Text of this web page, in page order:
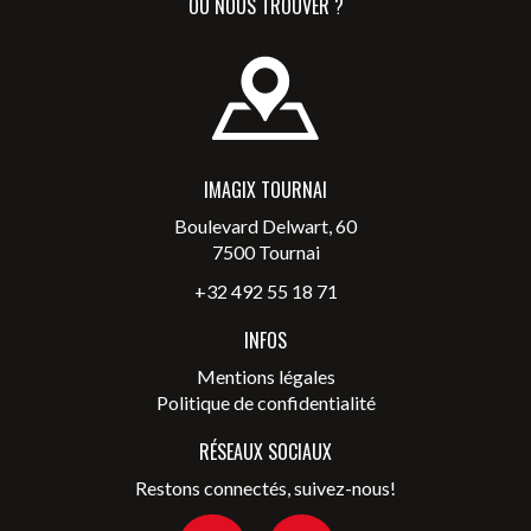
IMAGIX TOURNAI
Boulevard Delwart, 60
7500 Tournai
+32 492 55 18 71
INFOS
Mentions légales
Politique de confidentialité
RÉSEAUX SOCIAUX
Restons connectés, suivez-nous!